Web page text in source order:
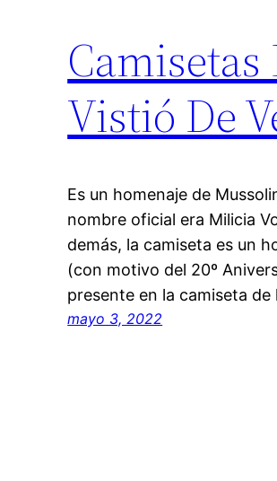
Vistió De
Es un homenaje de
nombre oficial era Milicia
demás, la camiseta es un
(con motivo del 20º
presente en la camiseta
mayo 3, 2022